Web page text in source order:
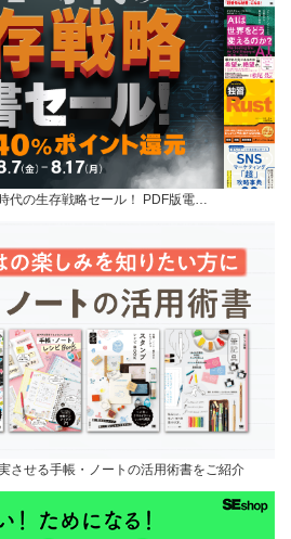
代の生存戦略セール！ PDF版電…
させる手帳・ノートの活用術書をご紹介